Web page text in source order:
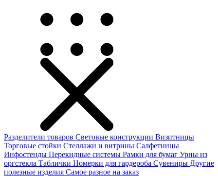
Разделители товаров Световые конструкции Визитницы
Торговые стойки Cтеллажи и витрины Салфетницы
Инфостенды Перекидные системы Рамки для бумаг Урны из
оргстекла Таблички Номерки для гардероба Сувениры Другие
полезные изделия Самое разное на заказ